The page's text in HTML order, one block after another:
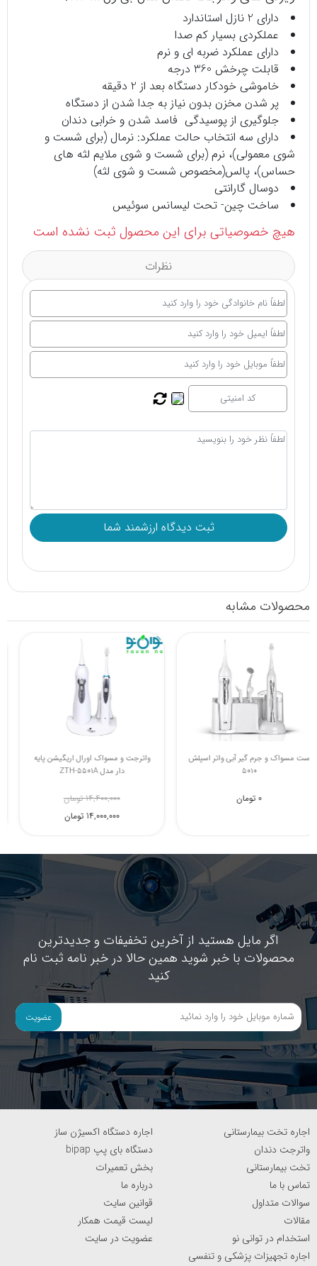
دارای 2 نازل استاندارد
عملکردی بسیار کم صدا
دارای عملکرد ضربه ای و نرم
قابلت چرخش 360 درجه
خاموشی خودکار دستگاه بعد از 2 دقیقه
پر شدن مخزن بدون نیاز به جدا شدن از دستگاه
جلوگیری از پوسیدگی فاسد شدن و خرابی دندان
دارای سه انتخاب حالت عملکرد: نرمال (برای شست و
شوی معمولی)، نرم (برای شست و شوی ملایم لثه های
حساس)، پالس(مخصوص شست و شوی لثه)
دوسال گارانتی
ساخت چین- تحت لیسانس سوئیس
هیچ خصوصیاتی برای این محصول ثبت نشده است
نظرات
محصولات مشابه
واترجت و مسواک اورال اریگیشن پایه
دار مدل ZTH-5501A
14,400,000 تومان
14,000,000 تومان
ست مسواک و جرم گیر آبی واتر اسپلش
5010
0 تومان
اگر مایل هستید از آخرین تخفیفات و جدیدترین
محصولات با خبر شوید همین حالا در خبر نامه ثبت نام
کنید
عضویت
اجاره تخت بیمارستانی
اجاره دستگاه اکسیژن ساز
واترجت دندان
دستگاه بای پپ bipap
تخت بیمارستانی
بخش تعمیرات
تماس با ما
درباره ما
سوالات متداول
قوانین سایت
مقالات
لیست قیمت همکار
استخدام در توانی نو
عضویت در سایت
اجاره تجهیزات پزشکی و تنفسی